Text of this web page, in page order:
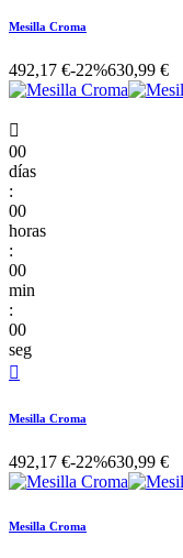
Mesilla Croma
492,17 €-22%630,99 €

00
días
:
00
horas
:
00
min
:
00
seg

Mesilla Croma
492,17 €-22%630,99 €
Mesilla Croma